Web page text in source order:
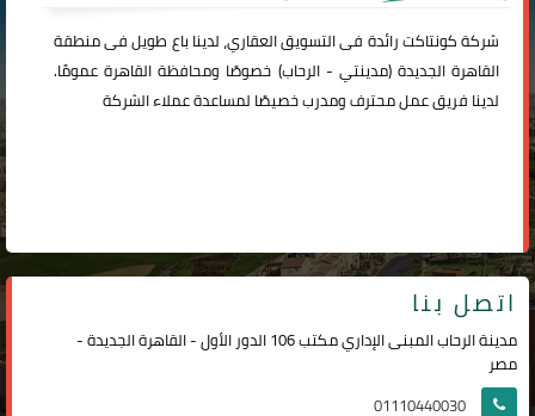
شركةكونتاكترائدة فى التسويق العقاري، لدينا باع طويل فى منطقة
القاهرة الجديدة (مدينتي -الرحاب) خصوصًا ومحافظة القاهرة عمومًا.
لدينا فريق عمل محترف ومدرب خصيصًا لمساعدة عملاء الشركة
اتصل بنا
مدينة الرحاب المبنى الإداري مكتب 106 الدور الأول - القاهرة الجديدة -
مصر
01110440030